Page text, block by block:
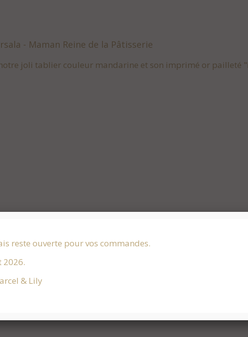
- Maman Reine de la Pâtisserie
joli tablier couleur mandarine et son imprimé or pailleté
joli tablier couleur mandarine et son imprimé or pailleté"
reste ouverte pour vos commandes.
2026.
& Lily